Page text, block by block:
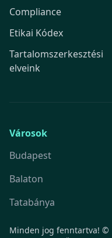
Compliance
Etikai Kódex
Tartalomszerkesztési
elveink
Városok
Budapest
Balaton
Tatabánya
Minden jog fenntartva! ©